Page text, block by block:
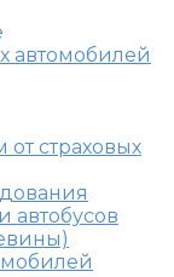
автомобилей
страховых
автобусов